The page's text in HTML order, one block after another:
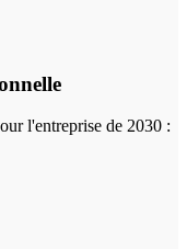
l'entreprise de 2030 :